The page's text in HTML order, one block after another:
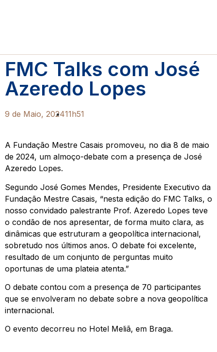
FMC Talks com José
Azeredo Lopes
9 de Maio, 202411h51
A Fundação Mestre Casais promoveu, no dia 8 de maio
de 2024, um almoço-debate com a presença de José
Azeredo Lopes.
Segundo José Gomes Mendes, Presidente Executivo da
Fundação Mestre Casais, “nesta edição do FMC Talks, o
nosso convidado palestrante Prof. Azeredo Lopes teve
o condão de nos apresentar, de forma muito clara, as
dinâmicas que estruturam a geopolítica internacional,
sobretudo nos últimos anos. O debate foi excelente,
resultado de um conjunto de perguntas muito
oportunas de uma plateia atenta.”
O debate contou com a presença de 70 participantes
que se envolveram no debate sobre a nova geopolítica
internacional.
O evento decorreu no Hotel Meliã, em Braga.